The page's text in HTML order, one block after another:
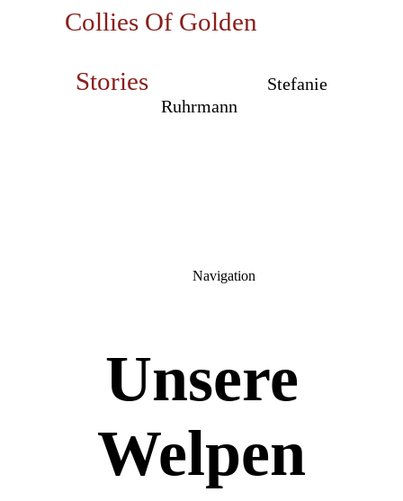
Collies Of Golden
Stories
Stefanie
Ruhrmann
Navigation
Unsere
Welpen